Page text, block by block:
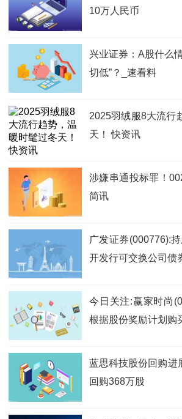
10万人民币
兴业证券：A股什么
切低”？_速看料
2025羽绒服8大流行
天！ 快资讯
涉嫌串通投标罪！
简讯
广发证券(000776):
开发行可交换公司债
今日关注:赢家时尚
根据股份奖励计划购
蓝思科技股份回购进
回购368万股